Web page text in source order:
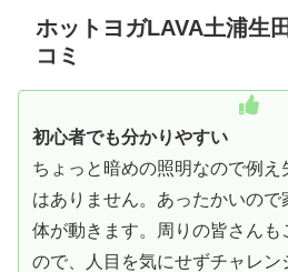
ホットヨガLAVA土浦生
コミ
初心者でも分かりやすい
ちょっと暗めの照明なので例え
はありません。あったかいの
体が動きます。周りの皆さんも
ので、人目を気にせずチャレ